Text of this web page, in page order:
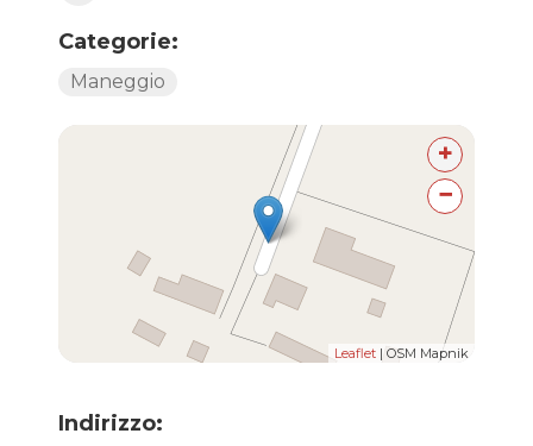
Categorie:
Maneggio
+
−
Leaflet | OSM Mapnik
Indirizzo: